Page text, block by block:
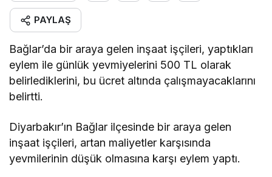
PAYLAŞ
Bağlar’da bir araya gelen inşaat işçileri, yaptıkları
eylem ile günlük yevmiyelerini 500 TL olarak
belirlediklerini, bu ücret altında çalışmayacaklarını
belirtti.
Diyarbakır’ın Bağlar ilçesinde bir araya gelen
inşaat işçileri, artan maliyetler karşısında
yevmilerinin düşük olmasına karşı eylem yaptı.